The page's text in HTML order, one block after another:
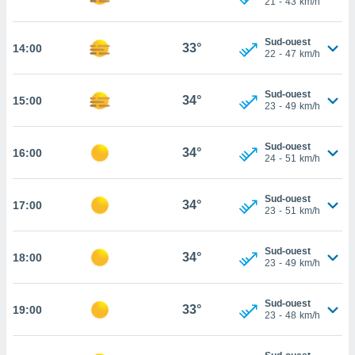
de
votre
le
des
au
14:00 33°
Sud-ouest
22 - 47 km/h
15:00 34°
Sud-ouest
23 - 49 km/h
16:00 34°
Sud-ouest
24 - 51 km/h
17:00 34°
Sud-ouest
23 - 51 km/h
18:00 34°
Sud-ouest
23 - 49 km/h
19:00 33°
Sud-ouest
23 - 48 km/h